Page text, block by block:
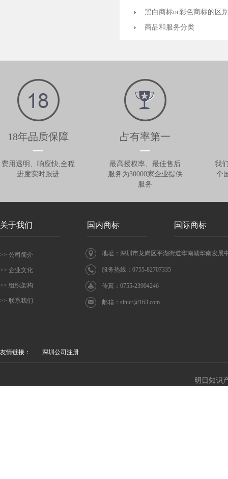
黑白商标or彩色商标的区
商品和服务分类
18年品质保障
费用透明、响应快,全程
进度实时跟进
占有率第一
最高授权率、最佳售后
服务为30000家企业提供
服务
我
个
关于我们 国内商标 国际商标
>> 公司简介
>> 企业文化
>> 组织架构
>> 联系我们
地址：深圳市龙岗区平湖街道华南城华南发展
服务热线：0755-82707335
传真：0755-23904246
邮箱： sinicr@163.com
友情链接： 深圳公司注册
明日知识